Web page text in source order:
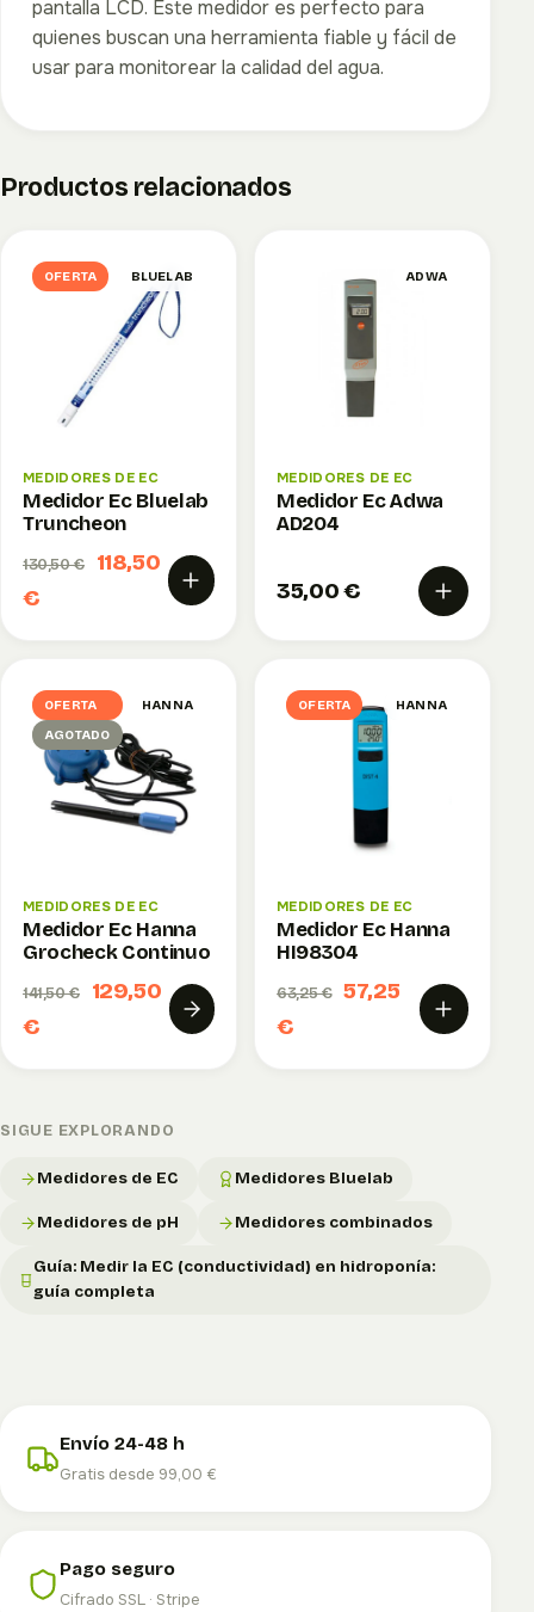
pantalla LCD. Este medidor es perfecto para
quienes buscan una herramienta fiable y fácil de
usar para monitorear la calidad del agua.
Productos relacionados
OFERTA BLUELAB
MEDIDORES DE EC
Medidor Ec Bluelab
Truncheon
130,50 €
118,50
€
ADWA
MEDIDORES DE EC
Medidor Ec Adwa
AD204
35,00 €
OFERTA
AGOTADO
HANNA
MEDIDORES DE EC
Medidor Ec Hanna
Grocheck Continuo
141,50 €
129,50
€
OFERTA HANNA
MEDIDORES DE EC
Medidor Ec Hanna
HI98304
63,25 € 57,25
€
SIGUE EXPLORANDO
Medidores de EC Medidores Bluelab
Medidores de pH Medidores combinados
Guía: Medir la EC (conductividad) en hidroponía:
guía completa
Envío 24-48 h
Gratis desde 99,00 €
Pago seguro
Cifrado SSL · Stripe